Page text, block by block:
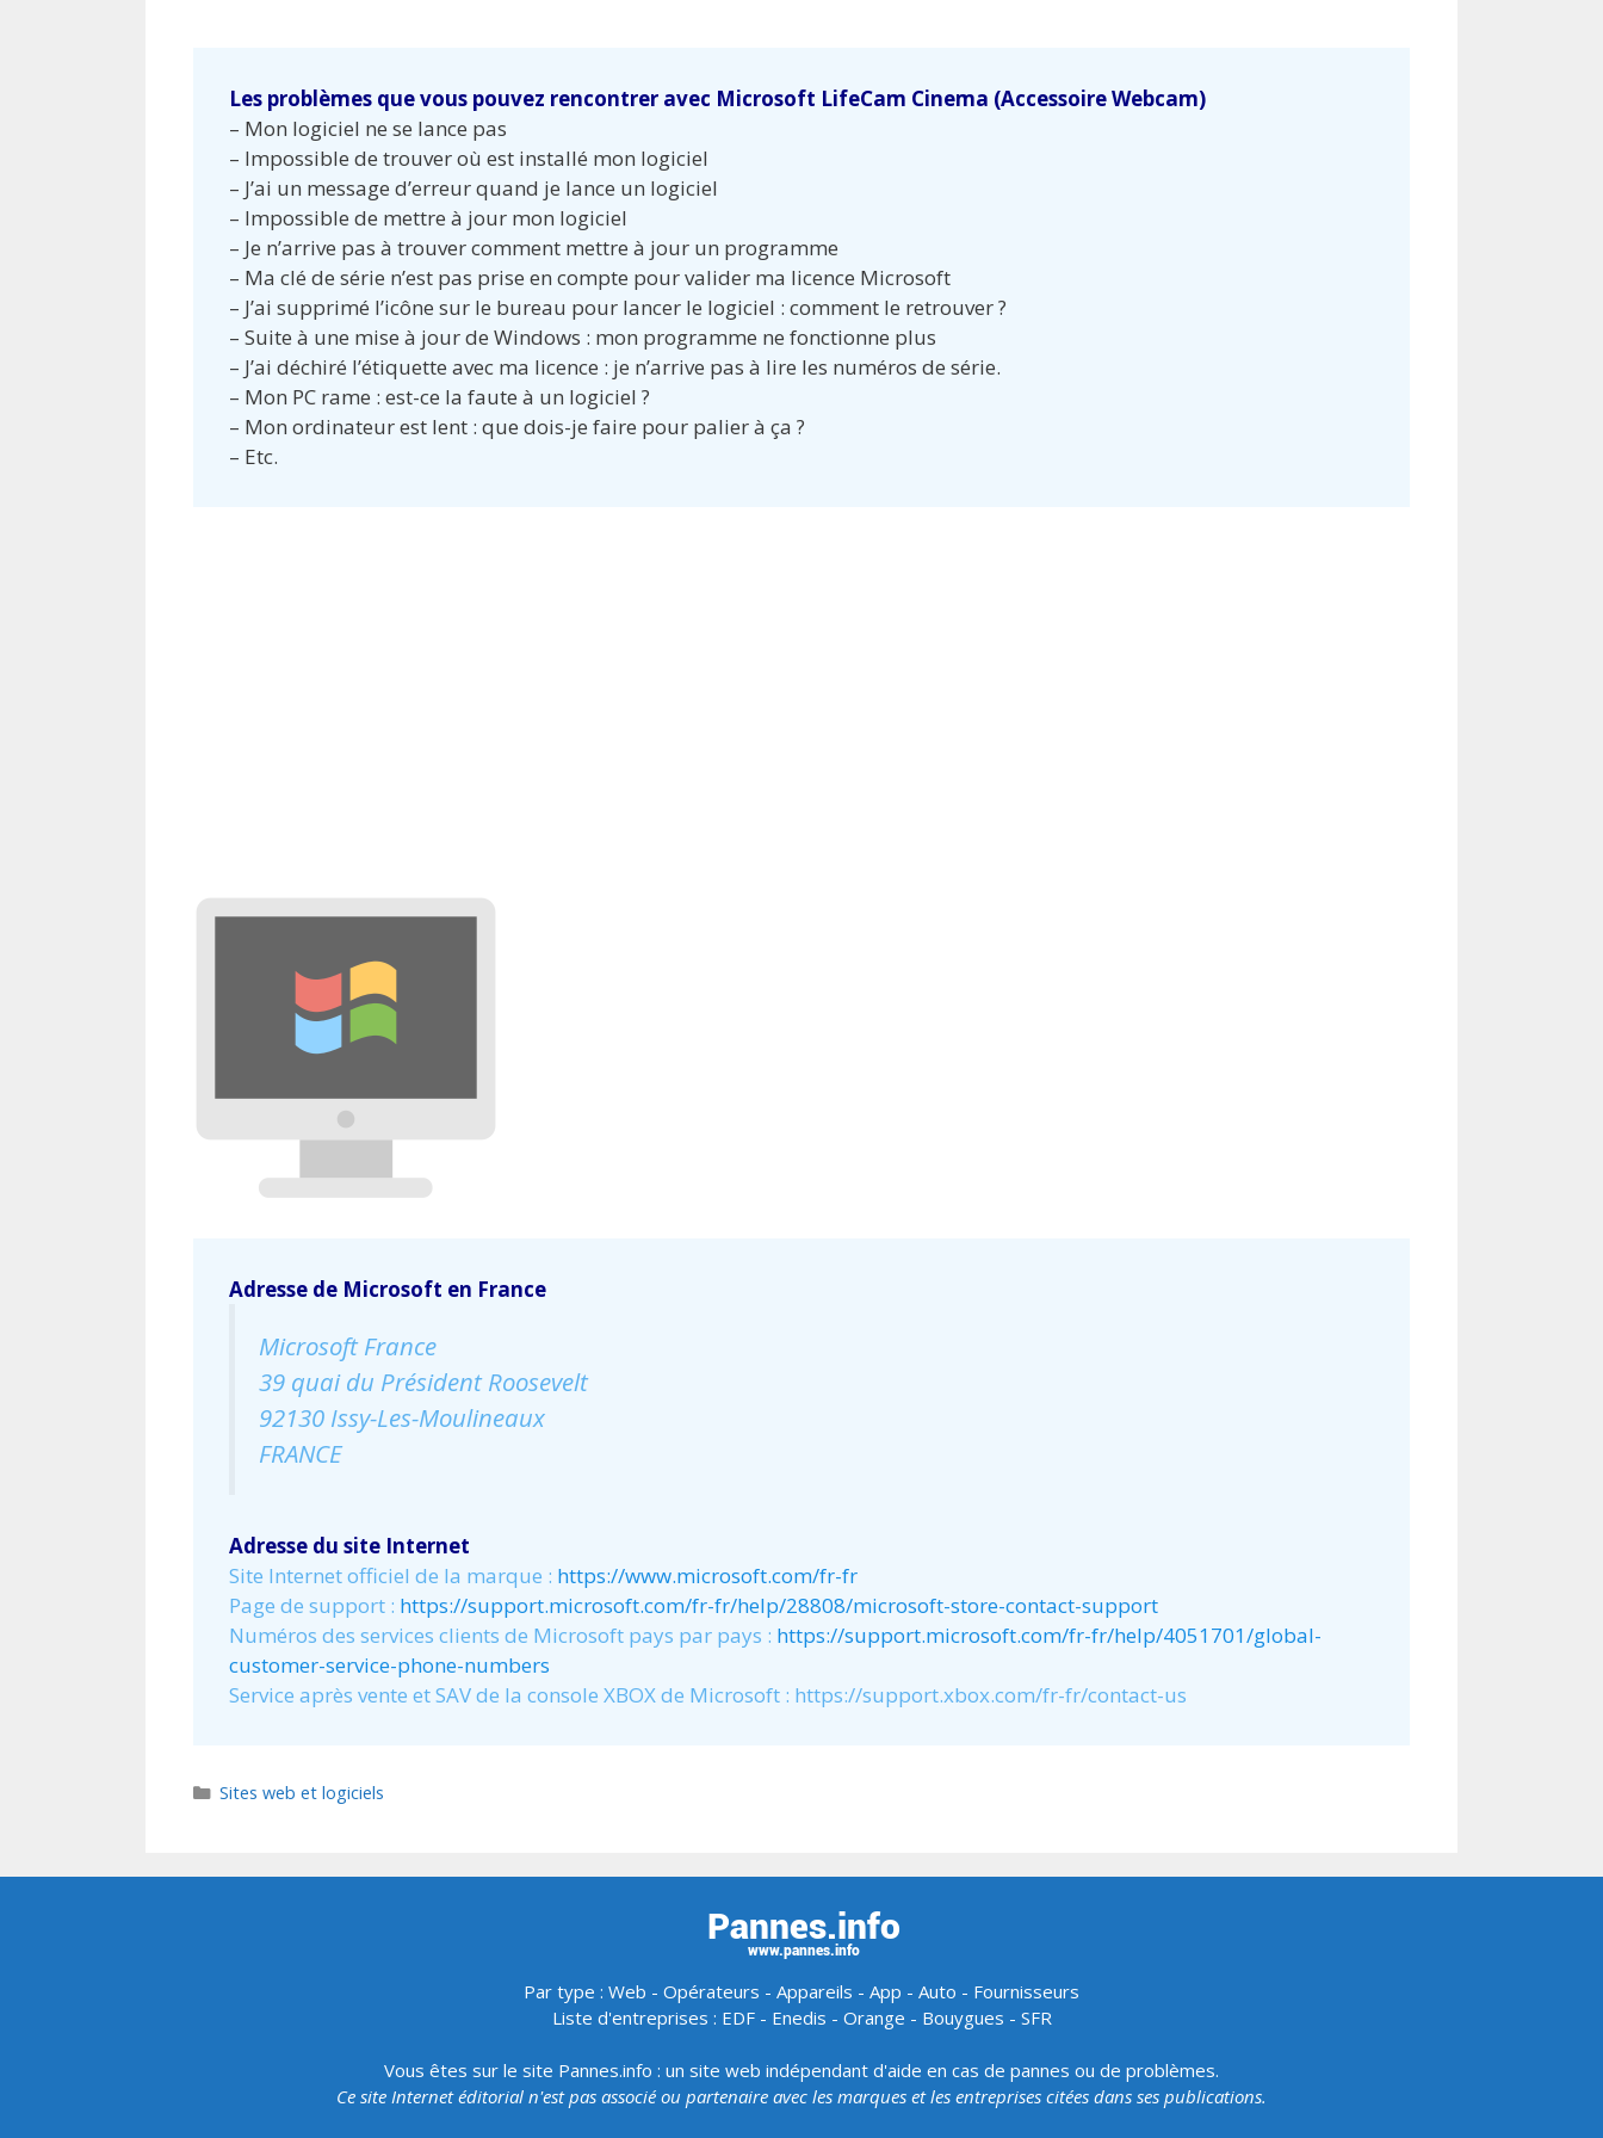
Les problèmes que vous pouvez rencontrer avec Microsoft LifeCam Cinema (Accessoire Webcam)
– Mon logiciel ne se lance pas
– Impossible de trouver où est installé mon logiciel
– J’ai un message d’erreur quand je lance un logiciel
– Impossible de mettre à jour mon logiciel
– Je n’arrive pas à trouver comment mettre à jour un programme
– Ma clé de série n’est pas prise en compte pour valider ma licence Microsoft
– J’ai supprimé l’icône sur le bureau pour lancer le logiciel : comment le retrouver ?
– Suite à une mise à jour de Windows : mon programme ne fonctionne plus
– J’ai déchiré l’étiquette avec ma licence : je n’arrive pas à lire les numéros de série.
– Mon PC rame : est-ce la faute à un logiciel ?
– Mon ordinateur est lent : que dois-je faire pour palier à ça ?
– Etc.
Adresse de Microsoft en France
Microsoft France
39 quai du Président Roosevelt
92130 Issy-Les-Moulineaux
FRANCE
Adresse du site Internet
Site Internet officiel de la marque : https://www.microsoft.com/fr-fr
Page de support : https://support.microsoft.com/fr-fr/help/28808/microsoft-store-contact-support
Numéros des services clients de Microsoft pays par pays : https://support.microsoft.com/fr-fr/help/4051701/global-
customer-service-phone-numbers
Service après vente et SAV de la console XBOX de Microsoft : https://support.xbox.com/fr-fr/contact-us
Catégories
Sites web et logiciels
Par type : Web - Opérateurs - Appareils - App - Auto - Fournisseurs
Liste d'entreprises : EDF- Enedis - Orange - Bouygues - SFR
Vous êtes sur le site Pannes.info : un site web indépendant d'aide en cas de pannes ou de problèmes.
Ce site Internet éditorial n'est pas associé ou partenaire avec les marques et les entreprises citées dans ses publications.